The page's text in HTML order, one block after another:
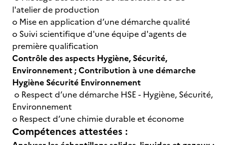
l'atelier de production
o Mise en application d’une démarche qualité
o Suivi scientifique d'une équipe d'agents de
première qualification
Contrôle des aspects Hygiène, Sécurité,
Environnement ; Contribution à une démarche
Hygiène Sécurité Environnement
o Respect d’une démarche HSE - Hygiène, Sécurité,
Environnement
o Respect d’une chimie durable et économe
Compétences attestées :